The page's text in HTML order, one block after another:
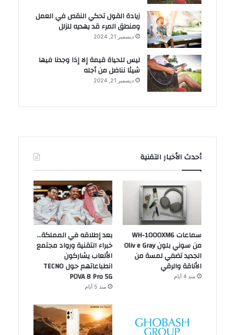
زيادة القول تحكي النقص في العمل
ومنطق المرء قد يهديه للزلل
ديسمبر 21, 2024
ليس للحياة قيمة إلا إذا وجدنا فيها
شيئا نناضل من أجله
ديسمبر 21, 2024
أحدث الأخبار التقنية
سماعات WH-1000XM6
من سوني بلون Oliv e Gray
الجديد تضفي لمسة من
الأناقة والرقي
منذ 4 أيام
بعد إطلاقه في المملكة…
خبراء التقنية ورواد مجتمع
الألعاب يشاركون
انطباعاتهم حول TECNO
POVA 8 Pro 5G
منذ 5 أيام